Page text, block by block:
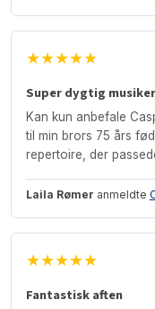
★★★★★
Super dygtig
Kan kun anbefale
til min brors 75 års
repertoire, der
Laila Rømer anmeldte
★★★★★
Fantastisk aften